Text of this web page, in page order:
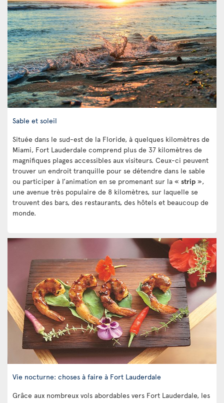
Sable et soleil
Située dans le sud-est de la Floride, à quelques kilomètres de
Miami, Fort Lauderdale comprend plus de 37 kilomètres de
magnifiques plages accessibles aux visiteurs. Ceux-ci peuvent
trouver un endroit tranquille pour se détendre dans le sable
ou participer à l’animation en se promenant sur la « strip »,
une avenue très populaire de 8 kilomètres, sur laquelle se
trouvent des bars, des restaurants, des hôtels et beaucoup de
monde.
Vie nocturne: choses à faire à Fort Lauderdale
Grâce aux nombreux vols abordables vers Fort Lauderdale, les